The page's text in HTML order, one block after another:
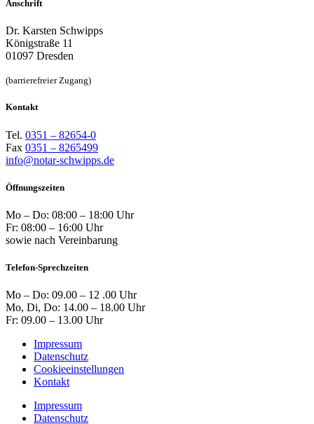
Anschrift
Dr. Karsten Schwipps
Königstraße 11
01097 Dresden
(barrierefreier Zugang)
Kontakt
Tel. 0351 – 82654-0
Fax 0351 – 8265499
info@notar-schwipps.de
Öffnungszeiten
Mo – Do: 08:00 – 18:00 Uhr
Fr: 08:00 – 16:00 Uhr
sowie nach Vereinbarung
Telefon-Sprechzeiten
Mo – Do: 09.00 – 12 .00 Uhr
Mo, Di, Do: 14.00 – 18.00 Uhr
Fr: 09.00 – 13.00 Uhr
Impressum
Datenschutz
Cookieeinstellungen
Kontakt
Impressum
Datenschutz